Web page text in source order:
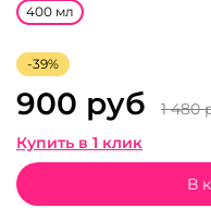
400 мл
-39%
900 руб
1 480
Купить в 1 клик
В